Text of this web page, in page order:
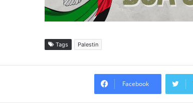
Tags Palestin
Facebook